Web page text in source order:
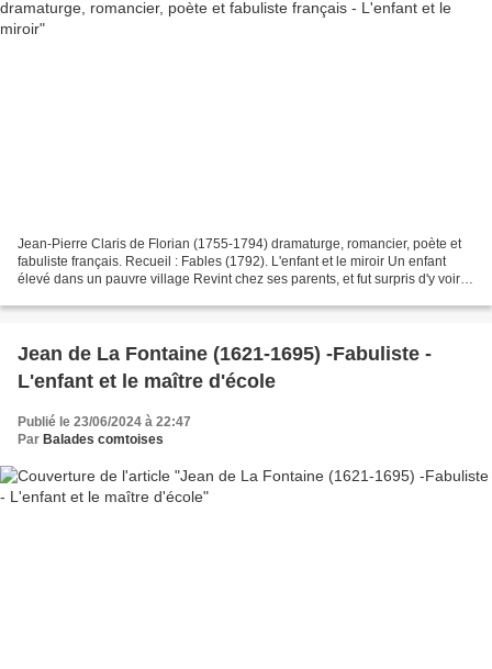
Jean-Pierre Claris de Florian (1755-1794) dramaturge, romancier, poète et
fabuliste français. Recueil : Fables (1792). L'enfant et le miroir Un enfant
élevé dans un pauvre village Revint chez ses parents, et fut surpris d'y voir
Jean de La Fontaine (1621-1695) -Fabuliste -
L'enfant et le maître d'école
Publié le 23/06/2024 à 22:47
Par Balades comtoises